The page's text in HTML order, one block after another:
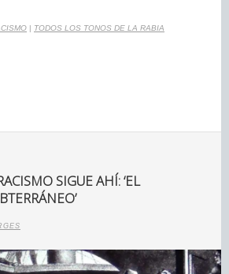
| TODOS LOS TONOS DE LA RABIA
SIGUE AHÍ: ‘EL